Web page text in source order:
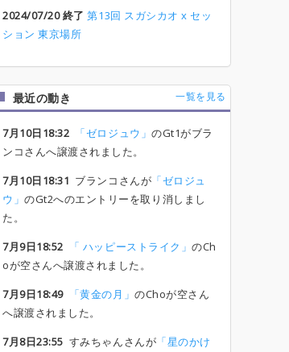
2024/07/20 終了 第13回 スガシカオ x セッ
ション 東京場所
最近の動き 一覧を見る
7月10日18:32 「ゼロジュウ」のGt1がブラ
ンコさんへ譲渡されました。
7月10日18:31 ブランコさんが 「ゼロジュ
ウ」のGt2へのエントリーを取り消しまし
た。
7月9日18:52
「 ハッピーストライク」のCh
oが空さんへ譲渡されました。
7月9日18:49
「黄金の月」のChoが空さん
へ譲渡されました。
7月8日23:55 すみちゃんさんが 「星のかけ